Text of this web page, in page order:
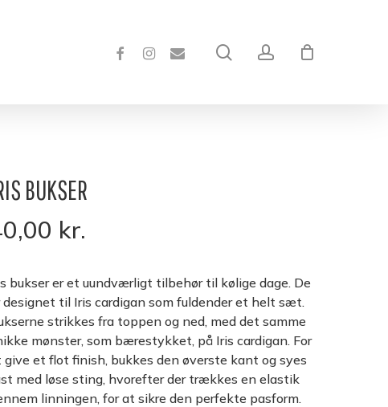
FACEBOOKINSTAGRAM
EMAIL searchaccount
BUKSER
kr.
bukser er et uundværligt tilbehør til kølige dage. De
designet til Iris cardigan som fuldender et helt sæt.
strikkes fra toppen og ned, med det samme
mønster, som bærestykket, på Iris cardigan. For
give et flot finish, bukkes den øverste kant og syes
med løse sting, hvorefter der trækkes en elastik
linningen, for at sikre den perfekte pasform.